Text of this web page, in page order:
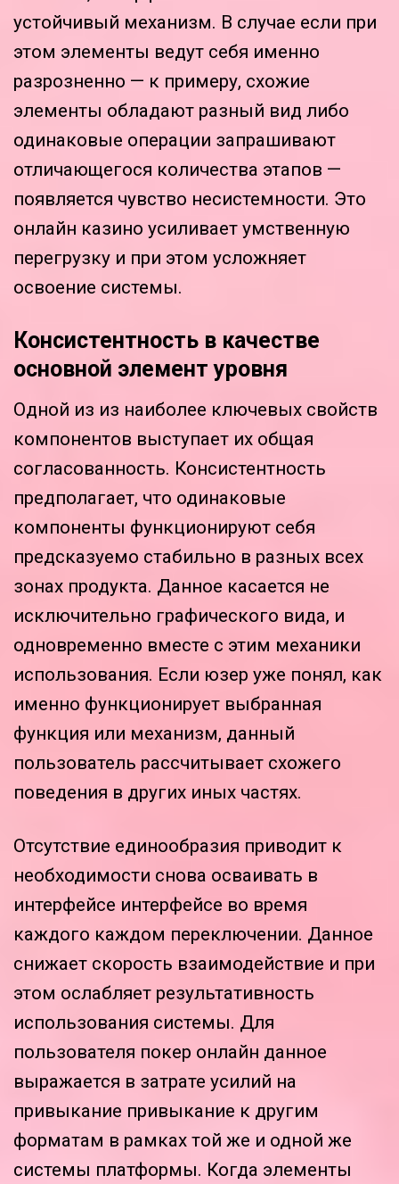
устойчивый механизм. В случае если при
этом элементы ведут себя именно
разрозненно — к примеру, схожие
элементы обладают разный вид либо
одинаковые операции запрашивают
отличающегося количества этапов —
появляется чувство несистемности. Это
онлайн казино усиливает умственную
перегрузку и при этом усложняет
освоение системы.
Консистентность в качестве
основной элемент уровня
Одной из из наиболее ключевых свойств
компонентов выступает их общая
согласованность. Консистентность
предполагает, что одинаковые
компоненты функционируют себя
предсказуемо стабильно в разных всех
зонах продукта. Данное касается не
исключительно графического вида, и
одновременно вместе с этим механики
использования. Если юзер уже понял, как
именно функционирует выбранная
функция или механизм, данный
пользователь рассчитывает схожего
поведения в других иных частях.
Отсутствие единообразия приводит к
необходимости снова осваивать в
интерфейсе интерфейсе во время
каждого каждом переключении. Данное
снижает скорость взаимодействие и при
этом ослабляет результативность
использования системы. Для
пользователя покер онлайн данное
выражается в затрате усилий на
привыкание привыкание к другим
форматам в рамках той же и одной же
системы платформы. Когда элементы